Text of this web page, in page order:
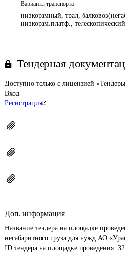
Варианты транспорта
низкорамный, трал,
низкорам.платф., телескопический
Тендерная
Доступно только с лицензией
Вход
Регистрация
Доп. информация
Название тендера на площадке
негабаритного груза для нужд АО
ID тендера на площадке проведения: